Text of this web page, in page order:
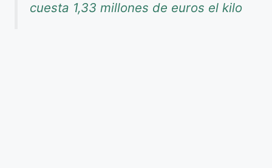
cuesta 1,33 millones de euros el kilo